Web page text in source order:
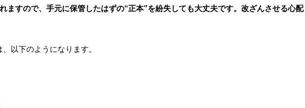
ますので、手元に保管したはずの“正本”を紛失しても大丈夫です。改ざんさせる心
以下のようになります。